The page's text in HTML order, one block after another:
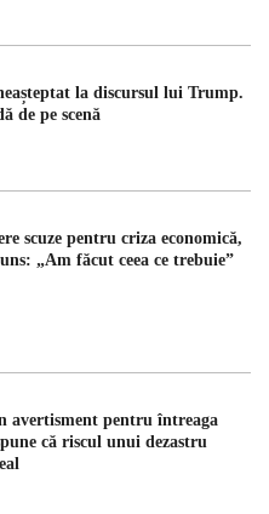
la discursul lui Trump.
de pe scenă
scuze pentru criza economică,
„Am făcut ceea ce trebuie”
avertisment pentru întreaga
că riscul unui dezastru